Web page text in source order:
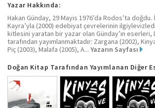
Yazar Hakkında:
Hakan Günday, 29 Mayıs 1976’da Rodos’ta
Kayra’yla (2000) edebiyat çevrelerinin
kitlesini yaratan bir yazar olan Günday’ın eserleri,
tarafından yayımlanmaktadır: Zargana (2002),
Piç (2003), Malafa (2005), A... Yazarın Sayfası
Doğan Kitap Tarafından Yayımlanan Diğer